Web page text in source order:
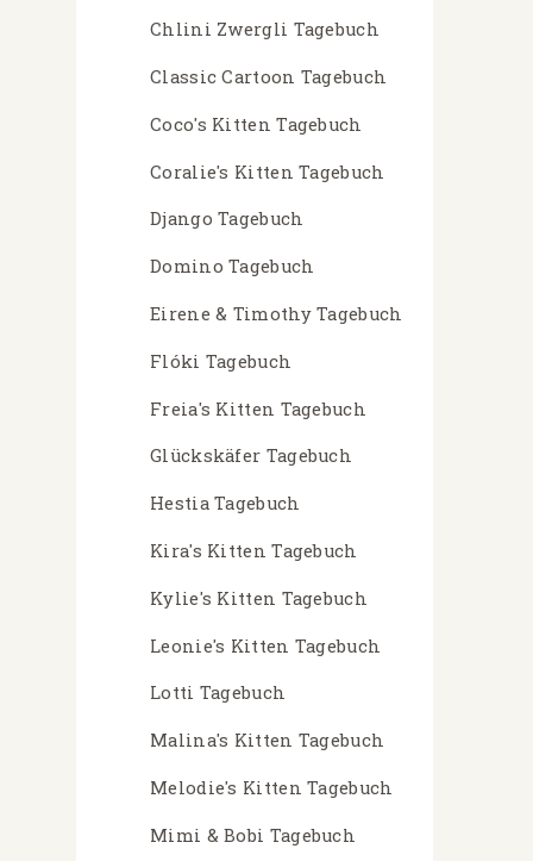
Chlini Zwergli Tagebuch
Classic Cartoon Tagebuch
Coco's Kitten Tagebuch
Coralie's Kitten Tagebuch
Django Tagebuch
Domino Tagebuch
Eirene & Timothy Tagebuch
Flóki Tagebuch
Freia's Kitten Tagebuch
Glückskäfer Tagebuch
Hestia Tagebuch
Kira's Kitten Tagebuch
Kylie's Kitten Tagebuch
Leonie's Kitten Tagebuch
Lotti Tagebuch
Malina's Kitten Tagebuch
Melodie's Kitten Tagebuch
Mimi & Bobi Tagebuch